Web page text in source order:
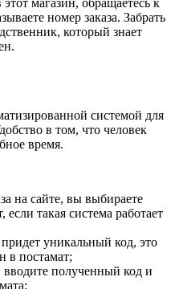
магазин, обращаетесь к
номер заказа. Забрать
который знает
системой для
в том, что человек
время.
на сайте, вы выбираете
такая система работает
уникальный код, это
в постамат;
вводите полученный код и